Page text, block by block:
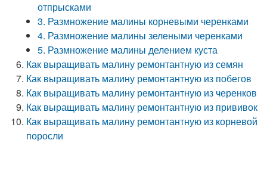
отпрысками
3. Размножение малины корневыми черенками
4. Размножение малины зелеными черенками
5. Размножение малины делением куста
Как выращивать малину ремонтантную из семян
Как выращивать малину ремонтантную из побегов
Как выращивать малину ремонтантную из черенков
Как выращивать малину ремонтантную из прививок
Как выращивать малину ремонтантную из корневой
поросли